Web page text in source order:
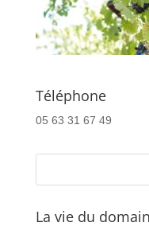
Téléphone
05 63 31 67 49
La vie du